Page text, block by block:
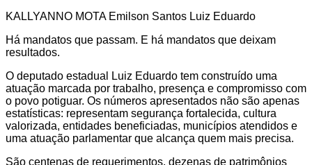
KALLYANNO MOTA Emilson Santos Luiz Eduardo
Há mandatos que passam. E há mandatos que deixam
resultados.
O deputado estadual Luiz Eduardo tem construído uma
atuação marcada por trabalho, presença e compromisso com
o povo potiguar. Os números apresentados não são apenas
estatísticas: representam segurança fortalecida, cultura
valorizada, entidades beneficiadas, municípios atendidos e
uma atuação parlamentar que alcança quem mais precisa.
São centenas de requerimentos, dezenas de patrimônios